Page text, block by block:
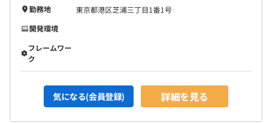
勤務地
東京都港区芝浦三丁目1番1号
開発環境
フレームワー
ク
気になる(会員登録) 詳細を見る